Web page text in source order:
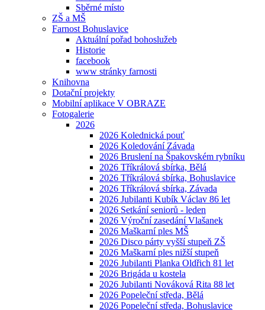
Sběrné místo
ZŠ a MŠ
Farnost Bohuslavice
Aktuální pořad bohoslužeb
Historie
facebook
www stránky farnosti
Knihovna
Dotační projekty
Mobilní aplikace V OBRAZE
Fotogalerie
2026
2026 Kolednická pouť
2026 Koledování Závada
2026 Bruslení na Špakovském rybníku
2026 Tříkrálová sbírka, Bělá
2026 Tříkrálová sbírka, Bohuslavice
2026 Tříkrálová sbírka, Závada
2026 Jubilanti Kubík Václav 86 let
2026 Setkání seniorů - leden
2026 Výroční zasedání Vlašanek
2026 Maškarní ples MŠ
2026 Disco párty vyšší stupeň ZŠ
2026 Maškarní ples nižší stupeň
2026 Jubilanti Planka Oldřich 81 let
2026 Brigáda u kostela
2026 Jubilanti Nováková Rita 88 let
2026 Popeleční středa, Bělá
2026 Popeleční středa, Bohuslavice